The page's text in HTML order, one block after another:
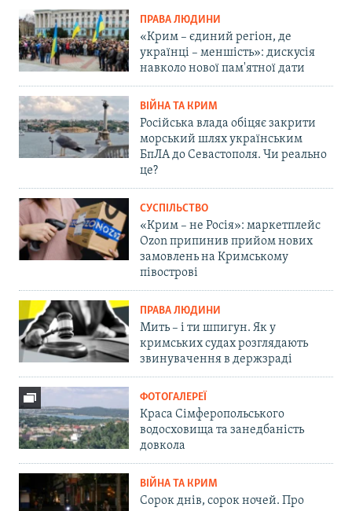
ПРАВА ЛЮДИНИ
«Крим – єдиний регіон, де
українці – меншість»: дискусія
навколо нової пам'ятної дати
ВІЙНА ТА КРИМ
Російська влада обіцяє закрити
морський шлях українським
БпЛА до Севастополя. Чи реально
це?
СУСПІЛЬСТВО
«Крим – не Росія»: маркетплейс
Ozon припинив прийом нових
замовлень на Кримському
півострові
ПРАВА ЛЮДИНИ
Мить – і ти шпигун. Як у
кримських судах розглядають
звинувачення в держзраді
ФОТОГАЛЕРЕЇ
Краса Сімферопольського
водосховища та занедбаність
довкола
ВІЙНА ТА КРИМ
Сорок днів, сорок ночей. Про